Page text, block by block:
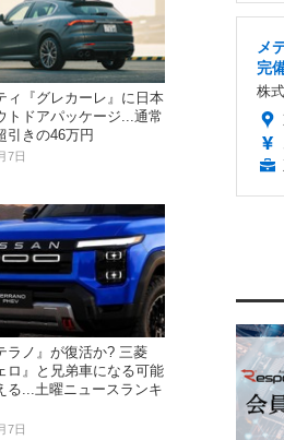
ィ『グレカーレ』に日本
トドアパッケージ...通常
引きの46万円
7日
ラノ』が復活か? 三菱
ロ』と兄弟車になる可能
る...土曜ニュースランキ
7日
メ
完
株